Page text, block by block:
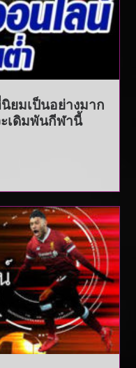
ยมเป็นอย่างมาก
เดิมพันกีฬานี้